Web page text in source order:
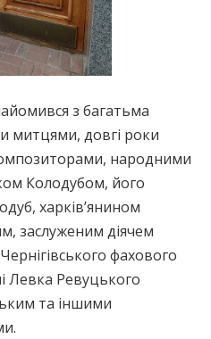
з багатьма
митцями, довгі роки
народними
Колодубом, його
харків’янином
заслуженим діячем
фахового
Левка Ревуцького
та іншими